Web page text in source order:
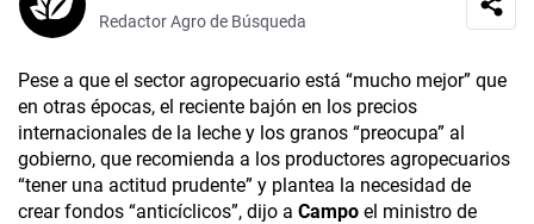
Redactor Agro de Búsqueda
Pese a que el sector agropecuario está “mucho mejor” que
en otras épocas, el reciente bajón en los precios
internacionales de la leche y los granos “preocupa” al
gobierno, que recomienda a los productores agropecuarios
“tener una actitud prudente” y plantea la necesidad de
crear fondos “anticíclicos”, dijo a Campo el ministro de